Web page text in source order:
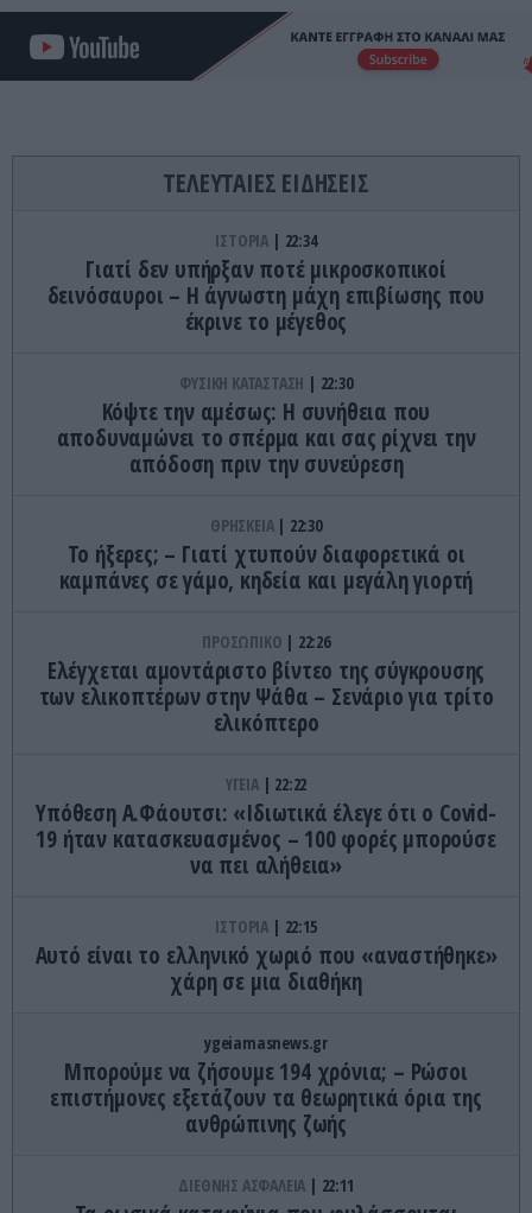
ΤΕΛΕΥΤΑΙΕΣ ΕΙΔΗΣΕΙΣ
ΙΣΤΟΡΙΑ 22:34
Γιατί δεν υπήρξαν ποτέ μικροσκοπικοί
δεινόσαυροι – Η άγνωστη μάχη επιβίωσης που
έκρινε το μέγεθος
ΦΥΣΙΚΗ ΚΑΤΑΣΤΑΣΗ 22:30
Κόψτε την αμέσως: H συνήθεια που
αποδυναμώνει το σπέρμα και σας ρίχνει την
απόδοση πριν την συνεύρεση
ΘΡΗΣΚΕΙΑ 22:30
Το ήξερες; – Γιατί χτυπούν διαφορετικά οι
καμπάνες σε γάμο, κηδεία και μεγάλη γιορτή
ΠΡΟΣΩΠΙΚΟ 22:26
Ελέγχεται αμοντάριστο βίντεο της σύγκρουσης
των ελικοπτέρων στην Ψάθα – Σενάριο για τρίτο
ελικόπτερο
ΥΓΕΙΑ 22:22
Υπόθεση Α.Φάουτσι: «Ιδιωτικά έλεγε ότι ο Covid-
19 ήταν κατασκευασμένος – 100 φορές μπορούσε
να πει αλήθεια»
ΙΣΤΟΡΙΑ 22:15
Αυτό είναι το ελληνικό χωριό που «αναστήθηκε»
χάρη σε μια διαθήκη
ygeiamasnews.gr
Μπορούμε να ζήσουμε 194 χρόνια; – Ρώσοι
επιστήμονες εξετάζουν τα θεωρητικά όρια της
ανθρώπινης ζωής
ΔΙΕΘΝΗΣ ΑΣΦΑΛΕΙΑ 22:11